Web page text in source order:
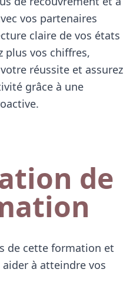
Formation Améliorer
de sa TPE grâce à l'IA
Formation
RGPD
dans le négoce de
matériaux
Transition écologique
optimisation de la
déchets en
paysage, agricole ou
entreprise automobile
vos partenaires
claire de vos états
plus vos chiffres,
réussite et assurez
grâce à une
de
de cette formation et
à atteindre vos